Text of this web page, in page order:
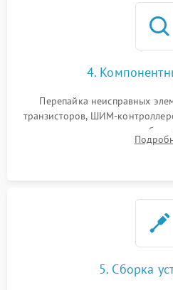
4.
Перепайка неисправных
транзисторов, ШИМ-
памяти при программных
разборка матрицы и замена
5. Сборка